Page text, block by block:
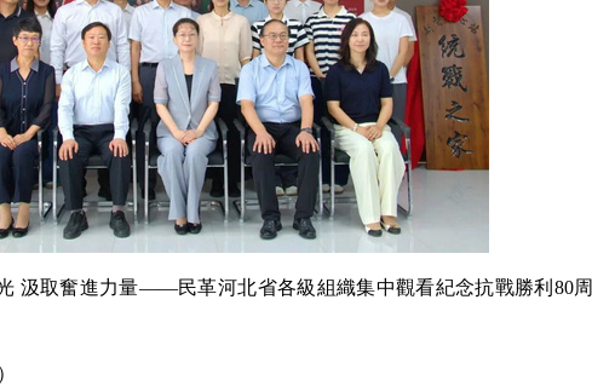
汲取奮進力量——民革河北省各級組織集中觀看紀念抗戰勝利80周